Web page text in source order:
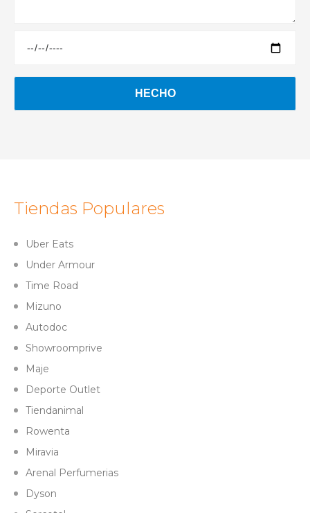
Tiendas Populares
Uber Eats
Under Armour
Time Road
Mizuno
Autodoc
Showroomprive
Maje
Deporte Outlet
Tiendanimal
Rowenta
Miravia
Arenal Perfumerias
Dyson